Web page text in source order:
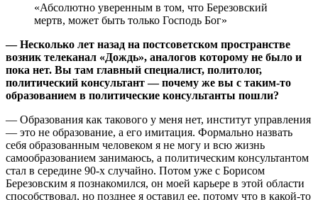
«Абсолютно уверенным в том, что Березовский
мертв, может быть только Господь Бог»
— Несколько лет назад на постсоветском пространстве
возник телеканал «Дождь», аналогов которому не было и
пока нет. Вы там главный специалист, политолог,
политический консультант — почему же вы с таким-то
образованием в политические консультанты пошли?
— Образования как такового у меня нет, институт управления
— это не образование, а его имитация. Формально назвать
себя образованным человеком я не могу и всю жизнь
самообразованием занимаюсь, а политическим консультантом
стал в середине 90-х случайно. Потом уже с Борисом
Березовским я познакомился, он моей карьере в этой области
способствовал, но позднее я оставил ее, потому что в какой-то